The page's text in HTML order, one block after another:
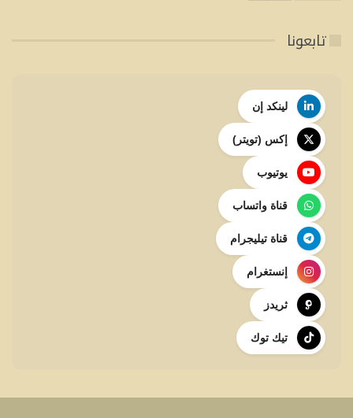
تابعونا
لينكد إن
إكس (تويتر)
يوتيوب
قناة واتساب
قناة تيليجرام
إنستغرام
ثريدز
تيك توك